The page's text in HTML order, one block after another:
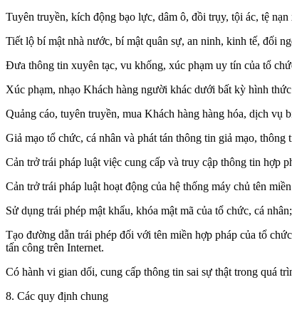
Tuyên truyền, kích động bạo lực, dâm ô, đồi trụy, tội ác, tệ
Tiết lộ bí mật nhà nước, bí mật quân sự, an ninh, kinh tế, đối
Đưa thông tin xuyên tạc, vu khống, xúc phạm uy tín của tổ
Xúc phạm, nhạo Khách hàng người khác dưới bất kỳ hình
Quảng cáo, tuyên truyền, mua Khách hàng hàng hóa, dịch vụ
Giả mạo tổ chức, cá nhân và phát tán thông tin giả mạo,
Cản trở trái pháp luật việc cung cấp và truy cập thông tin hợp
Cản trở trái pháp luật hoạt động của hệ thống máy chủ tên
Sử dụng trái phép mật khẩu, khóa mật mã của tổ chức, cá
Tạo đường dẫn trái phép đối với tên miền hợp pháp của tổ
tấn công trên Internet.
Có hành vi gian dối, cung cấp thông tin sai sự thật trong quá
8. Các quy định chung